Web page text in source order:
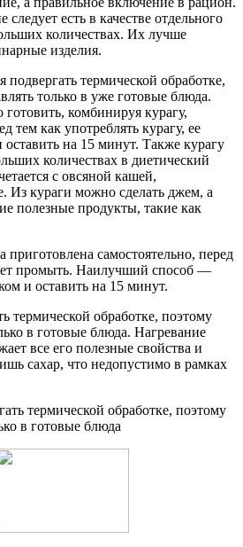
есть в качестве отдельного
количествах. Их лучше
изделия.
подвергать термической обработке,
только в уже готовые блюда.
комбинируя курагу,
тем как употреблять курагу, ее
оставить на 15 минут. Также курагу
количествах в диетический
с овсяной кашей,
Из кураги можно сделать джем, а
полезные продукты, такие как
приготовлена самостоятельно, перед
промыть. Наилучший способ —
и оставить на 15 минут.
термической обработке, поэтому
в готовые блюда. Нагревание
все его полезные свойства и
сахар, что недопустимо в рамках